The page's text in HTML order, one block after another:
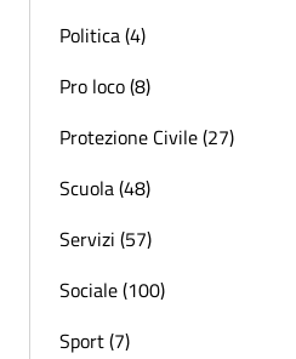
Politica (4)
Pro loco (8)
Protezione Civile (27)
Scuola (48)
Servizi (57)
Sociale (100)
Sport (7)